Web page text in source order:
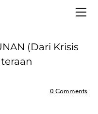
(Dari Krisis
0 Comments